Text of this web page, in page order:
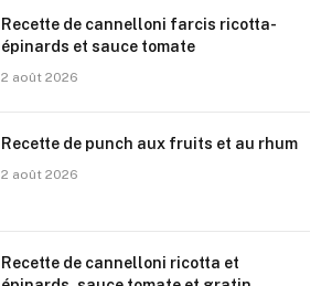
Recette de cannelloni farcis ricotta-
épinards et sauce tomate
2 août 2026
Recette de punch aux fruits et au rhum
2 août 2026
Recette de cannelloni ricotta et